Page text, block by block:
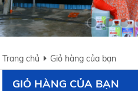
Trang chủ Giỏ hàng của bạn
GIỎ HÀNG CỦA BẠN